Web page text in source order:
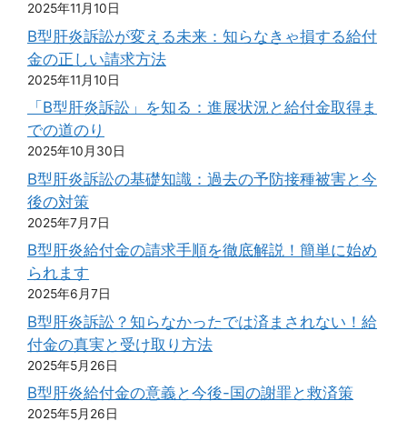
2025年11月10日
B型肝炎訴訟が変える未来：知らなきゃ損する給付
金の正しい請求方法
2025年11月10日
「B型肝炎訴訟」を知る：進展状況と給付金取得ま
での道のり
2025年10月30日
B型肝炎訴訟の基礎知識：過去の予防接種被害と今
後の対策
2025年7月7日
B型肝炎給付金の請求手順を徹底解説！簡単に始め
られます
2025年6月7日
B型肝炎訴訟？知らなかったでは済まされない！給
付金の真実と受け取り方法
2025年5月26日
B型肝炎給付金の意義と今後-国の謝罪と救済策
2025年5月26日